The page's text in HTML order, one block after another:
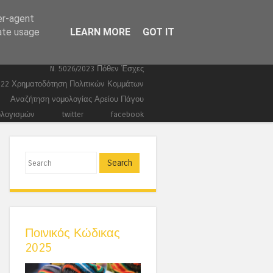
Ευρωεκλογές 2024
Τέμπη
Συντάγματα
N. 5026/2023 Πόθεν Έσχες
Χρηματοδότηση Πολιτικών Κομμάτων
Αναζήτηση νομολογίας Αρείου Πάγου
twitter facebook
Search
Ποινικός Κώδικας
2025
agent
usage
LEARN MORE GOT IT